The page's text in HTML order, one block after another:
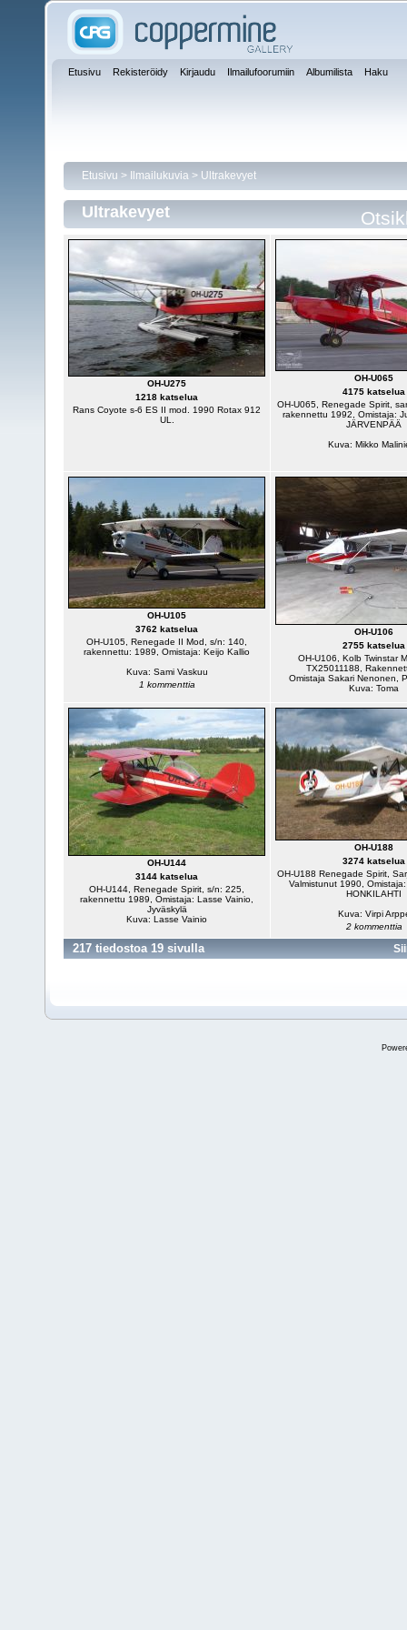
Etusivu Rekisteröidy Kirjaudu Ilmailufoorumiin Albumilista Haku
Etusivu > Ilmailukuvia > Ultrakevyet
Ultrakevyet
OH-U275
1218 katselua
Rans Coyote s-6 ES II mod. 1990 Rotax 912
UL.
OH-U065
4175 katselua
OH-U065, Renegade Spirit,
rakennettu 1992, Omistaja:
JÄRVENPÄÄ
Kuva: Mikko
OH-U105
3762 katselua
OH-U105, Renegade II Mod, s/n: 140,
rakennettu: 1989, Omistaja: Keijo Kallio
Kuva: Sami Vaskuu
1 kommenttia
OH-U106
2755 katselua
OH-U106, Kolb Twinstar
TX25011188,
Omistaja Sakari Nenonen,
Kuva: Toma
OH-U144
3144 katselua
OH-U144, Renegade Spirit, s/n: 225,
rakennettu 1989, Omistaja: Lasse Vainio,
Jyväskylä
Kuva: Lasse Vainio
OH-U188
3274 katselua
OH-U188 Renegade Spirit,
Valmistunut 1990,
HONKILAHTI
Kuva: Virpi
2 kommenttia
217 tiedostoa 19 sivulla